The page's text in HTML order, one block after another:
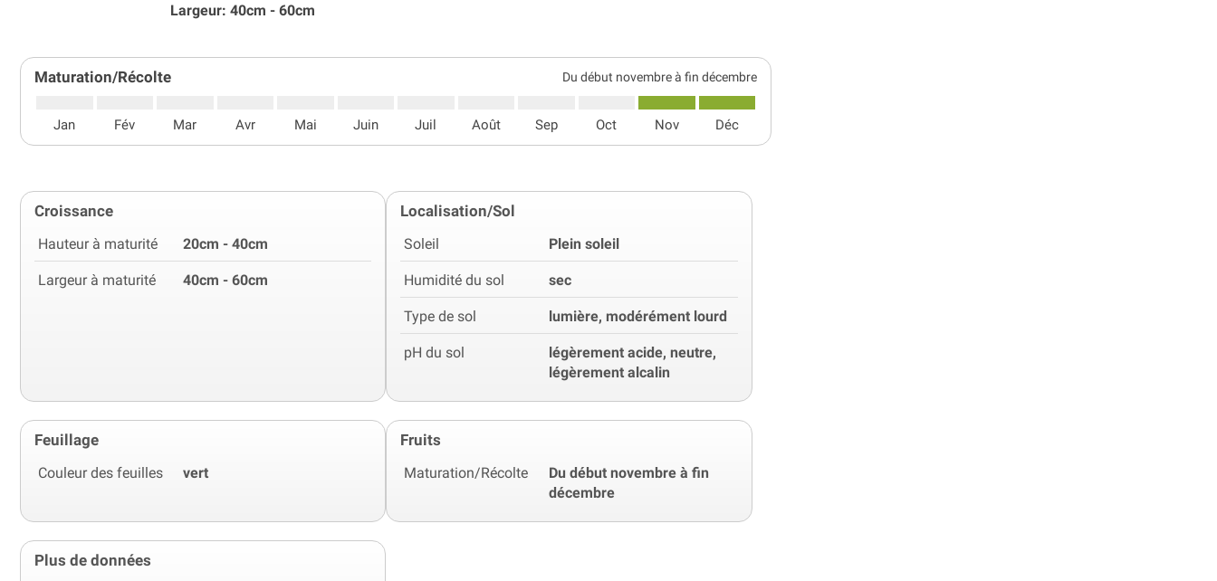
Largeur: 40cm - 60cm
Maturation/Récolte Du début novembre à fin décembre
Jan Fév Mar Avr Mai Juin Juil Août Sep Oct Nov Déc
Croissance
Hauteur à maturité 20cm - 40cm
Largeur à maturité 40cm - 60cm
Localisation/Sol
Soleil Plein soleil
Humidité du sol sec
Type de sol lumière, modérément lourd
pH du sol
légèrement acide, neutre,
légèrement alcalin
Feuillage
Couleur des feuilles vert
Fruits
Maturation/Récolte
Du début novembre à fin
décembre
Plus de données